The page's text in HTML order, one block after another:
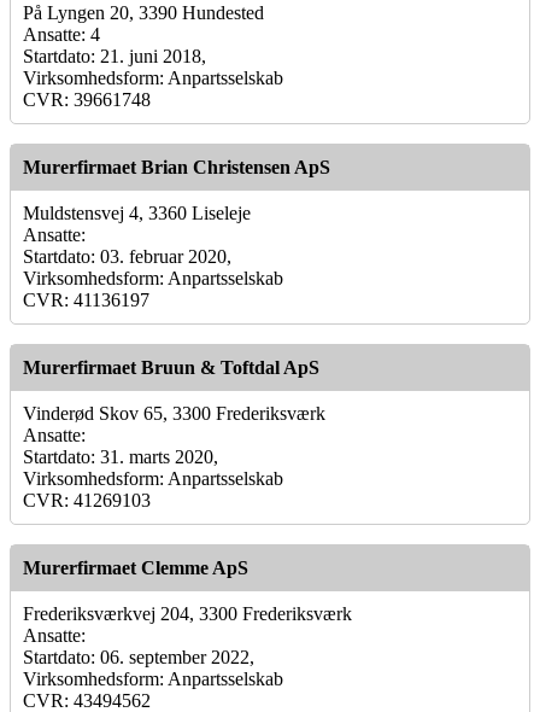
På Lyngen 20, 3390 Hundested
Ansatte: 4
Startdato: 21. juni 2018,
Virksomhedsform: Anpartsselskab
CVR: 39661748
Murerfirmaet Brian Christensen ApS
Muldstensvej 4, 3360 Liseleje
Ansatte:
Startdato: 03. februar 2020,
Virksomhedsform: Anpartsselskab
CVR: 41136197
Murerfirmaet Bruun & Toftdal ApS
Vinderød Skov 65, 3300 Frederiksværk
Ansatte:
Startdato: 31. marts 2020,
Virksomhedsform: Anpartsselskab
CVR: 41269103
Murerfirmaet Clemme ApS
Frederiksværkvej 204, 3300 Frederiksværk
Ansatte:
Startdato: 06. september 2022,
Virksomhedsform: Anpartsselskab
CVR: 43494562